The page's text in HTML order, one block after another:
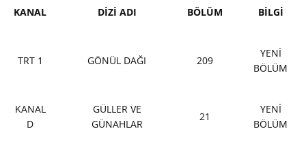
KANAL DİZİ ADI BÖLÜM BİLGİ
TRT 1 GÖNÜL DAĞI 209
YENİ
BÖLÜM
KANAL
D
GÜLLER VE
GÜNAHLAR
21
YENİ
BÖLÜM